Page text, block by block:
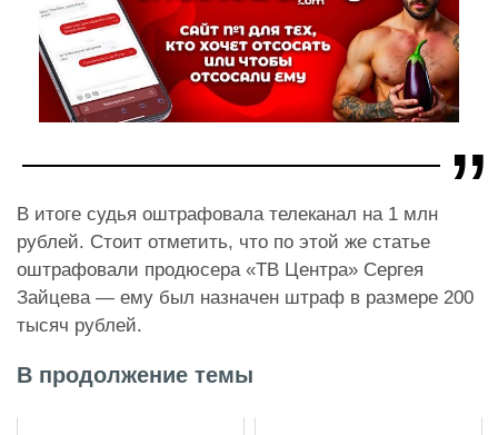
В итоге судья оштрафовала телеканал на 1 млн
рублей. Стоит отметить, что по этой же статье
оштрафовали продюсера «ТВ Центра» Сергея
Зайцева — ему был назначен штраф в размере 200
тысяч рублей.
В продолжение темы